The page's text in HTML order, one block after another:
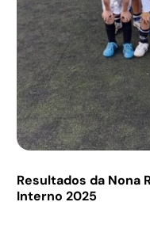
Resultados da Nona
Interno 2025